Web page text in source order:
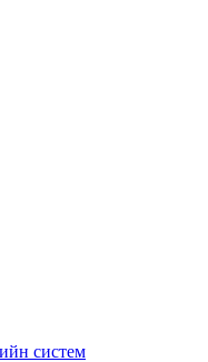
систем